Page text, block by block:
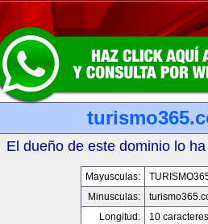
El dueño de este dominio lo
Mayusculas:
Minusculas:
Longitud:
10 caracteres